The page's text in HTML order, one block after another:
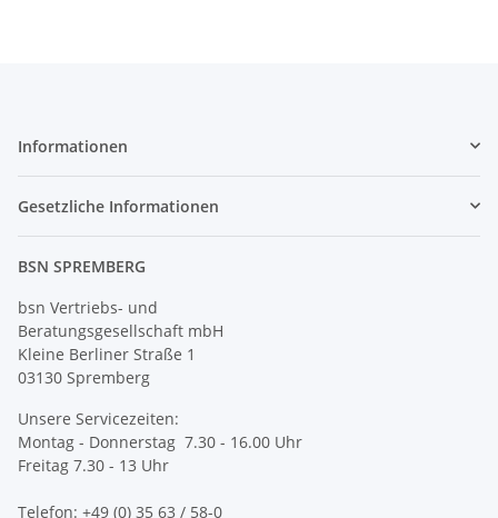
Informationen
Gesetzliche Informationen
BSN SPREMBERG
bsn Vertriebs- und
Beratungsgesellschaft mbH
Kleine Berliner Straße 1
03130 Spremberg
Unsere Servicezeiten:
Montag - Donnerstag 7.30 - 16.00 Uhr
Freitag 7.30 - 13 Uhr
Telefon: +49 (0) 35 63 / 58-0